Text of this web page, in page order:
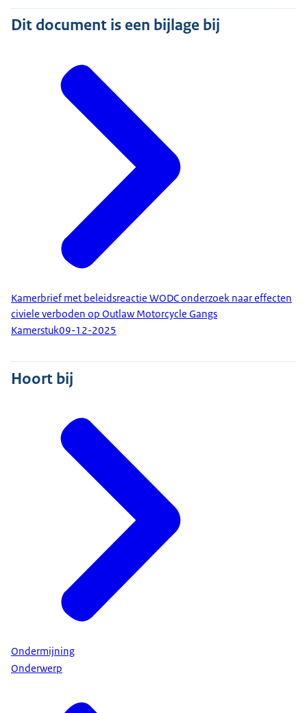
Dit document is een bijlage bij
Kamerbrief met beleidsreactie WODC onderzoek naar effecten
civiele verboden op Outlaw Motorcycle Gangs
Kamerstuk09-12-2025
Hoort bij
Ondermijning
Onderwerp